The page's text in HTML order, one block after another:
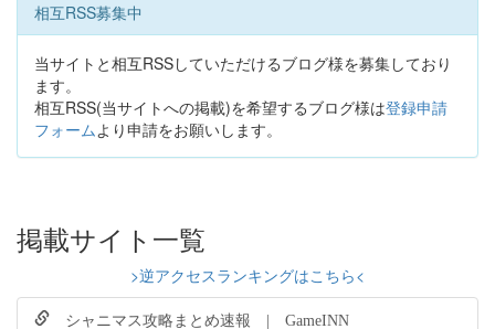
相互RSS募集中
当サイトと相互RSSしていただけるブログ様を募集しており
ます。
相互RSS(当サイトへの掲載)を希望するブログ様は登録申請
フォームより申請をお願いします。
掲載サイト一覧
>逆アクセスランキングはこちら<
シャニマス攻略まとめ速報 | GameINN